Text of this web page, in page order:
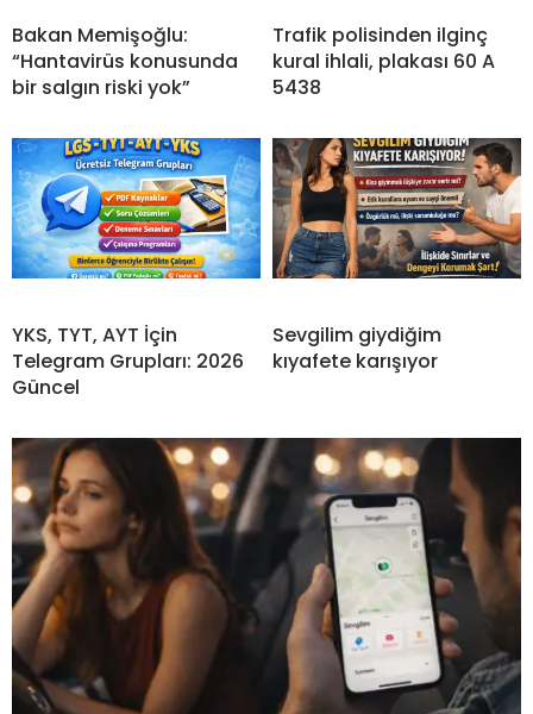
Bakan Memişoğlu:
“Hantavirüs konusunda
bir salgın riski yok”
Trafik polisinden ilginç
kural ihlali, plakası 60 A
5438
YKS, TYT, AYT İçin
Telegram Grupları: 2026
Güncel
Sevgilim giydiğim
kıyafete karışıyor